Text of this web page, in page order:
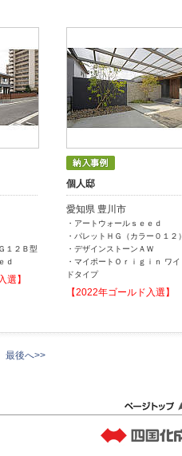
１２Ｂ型
ｄ
選】
個人邸
愛知県 豊川市
・アートウォールｓｅｅｄ
・パレットＨＧ（カラー０１２）
・デザインストーンＡＷ
・マイポートＯｒｉｇｉｎ ワイ
ドタイプ
【2022年ゴールド入選】
最後へ>>